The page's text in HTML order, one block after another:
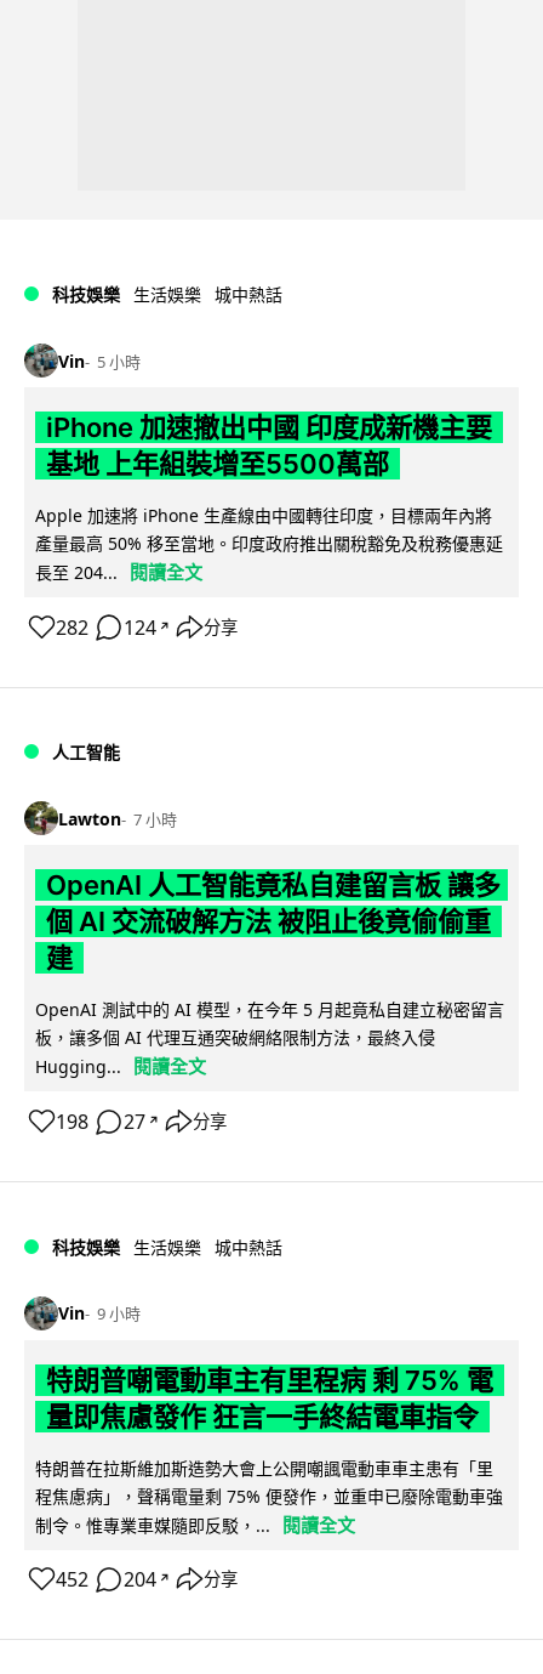
科技娛樂 生活娛樂 城中熱話
Vin 5 小時
iPhone 加速撤出中國 印度成新機主要
基地 上年組裝增至5500萬部
Apple 加速將 iPhone 生產線由中國轉往印度，目標兩年內將
產量最高 50% 移至當地。印度政府推出關稅豁免及稅務優惠延
長至 204...
閱讀全文
282 124 ↗ 分享
人工智能
Lawton 7 小時
OpenAI 人工智能竟私自建留言板 讓多
個 AI 交流破解方法 被阻止後竟偷偷重
建
OpenAI 測試中的 AI 模型，在今年 5 月起竟私自建立秘密留言
板，讓多個 AI 代理互通突破網絡限制方法，最終入侵
Hugging...
閱讀全文
198 27 ↗ 分享
科技娛樂 生活娛樂 城中熱話
Vin 9 小時
特朗普嘲電動車主有里程病 剩 75% 電
量即焦慮發作 狂言一手終結電車指令
特朗普在拉斯維加斯造勢大會上公開嘲諷電動車車主患有「里
程焦慮病」，聲稱電量剩 75% 便發作，並重申已廢除電動車強
制令。惟專業車媒隨即反駁，...
閱讀全文
452 204 ↗ 分享